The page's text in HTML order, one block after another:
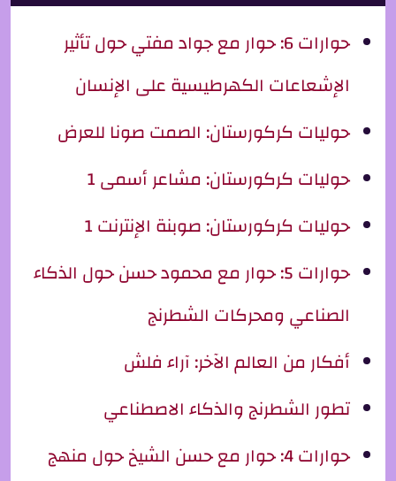
حوارات 6: حوار مع جواد مفتي حول تأثير
الإشعاعات الكهرطيسية على الإنسان
حوليات كركورستان: الصمت صونا للعرض
حوليات كركورستان: مشاعر أسمى 1
حوليات كركورستان: صوبنة الإنترنت 1
حوارات 5: حوار مع محمود حسن حول الذكاء
الصناعي ومحركات الشطرنج
أفكار من العالم الآخر: آراء فلش
تطور الشطرنج والذكاء الاصطناعي
حوارات 4: حوار مع حسن الشيخ حول منهج